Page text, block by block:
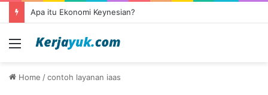
Apa itu Ekonomi Keynesian?
Menu
Home /contoh layanan iaas